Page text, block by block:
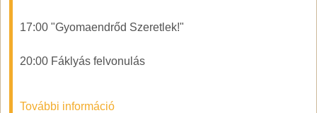
17:00 "Gyomaendrőd Szeretlek!"
20:00 Fáklyás felvonulás
További információ